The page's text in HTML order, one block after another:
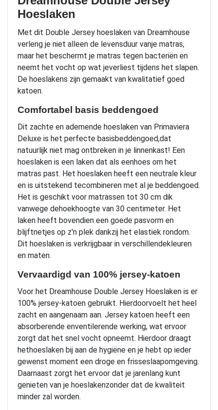
Hoeslaken
Met dit Double Jersey hoeslaken van Dreamhouse
verleng je niet alleen de levensduur vanje matras,
maar het beschermt je matras tegen bacteriën en
neemt het vocht op wat jeverliest tijdens het slapen.
De hoeslakens zijn gemaakt van kwalitatief goed
katoen.
Comfortabel basis beddengoed
Dit zachte en ademende hoeslaken van Primaviera
Deluxe is het perfecte basisbeddengoed,dat
natuurlijk niet mag ontbreken in je linnenkast! Een
hoeslaken is een laken dat als eenhoes om het
matras past. Het hoeslaken heeft een neutrale kleur
en is uitstekend tecombineren met al je beddengoed.
Het is geschikt voor matrassen tot 30 cm dik
vanwege dehoekhoogte van 30 centimeter. Het
laken heeft bovendien een goede pasvorm en
blijftnetjes op z'n plek dankzij het elastiek rondom.
Dit hoeslaken is verkrijgbaar in verschillendekleuren
en maten.
Vervaardigd van 100% jersey-katoen
Voor het Dreamhouse Double Jersey Hoeslaken is er
100% jersey-katoen gebruikt. Hierdoorvoelt het heel
zacht en aangenaam aan. Jersey katoen heeft een
absorberende enventilerende werking, wat ervoor
zorgt dat het snel vocht opneemt. Hierdoor draagt
hethoeslaken bij aan de hygiëne en je hebt op ieder
gewenst moment een droge en frisseslaapomgeving.
Daarnaast zorgt het ervoor dat je jarenlang kunt
genieten van je hoeslakenzonder dat de kwaliteit
minder zal worden.